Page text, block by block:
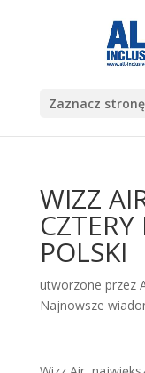
Zaznacz stronę
WIZZ
POLSKI
utworzone przez
Najnowsze